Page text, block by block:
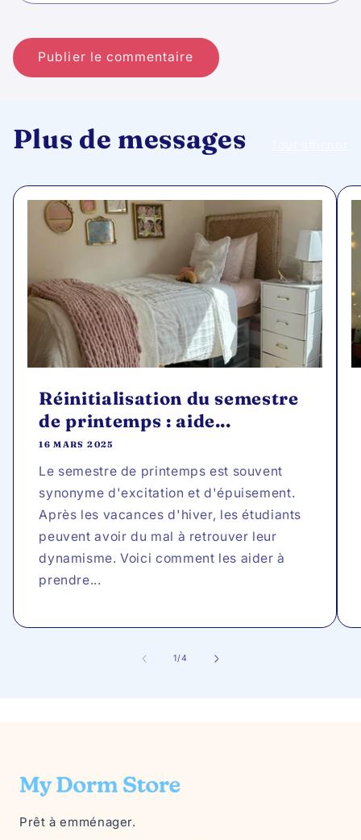
Plus de messages
Réinitialisation du semestre
de printemps : aide...
16 MARS 2025
Le semestre de printemps est souvent
synonyme d'excitation et d'épuisement.
Après les vacances d'hiver, les étudiants
peuvent avoir du mal à retrouver leur
dynamisme. Voici comment les aider à
prendre...
1/de
4
Prêt à emménager.